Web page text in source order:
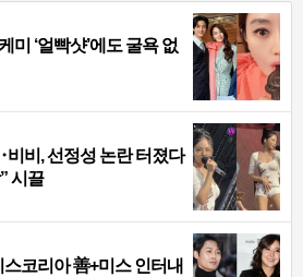
미 ‘얼빡샷’에도 굴욕 없
비, 선정성 논란 터졌다
시끌
스코리아 善+미스 인터내